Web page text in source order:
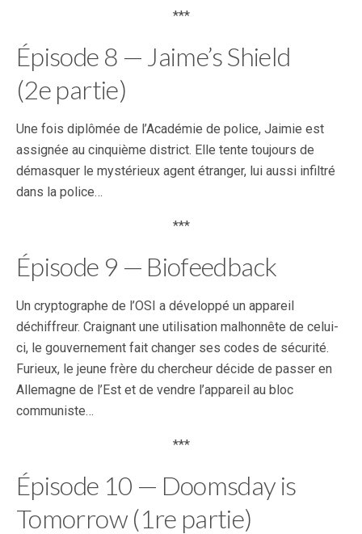
***
Épisode 8 — Jaime’s Shield
(2e partie)
Une fois diplômée de l’Académie de police, Jaimie est
assignée au cinquième district. Elle tente toujours de
démasquer le mystérieux agent étranger, lui aussi infiltré
dans la police…
***
Épisode 9 — Biofeedback
Un cryptographe de l’OSI a développé un appareil
déchiffreur. Craignant une utilisation malhonnête de celui-
ci, le gouvernement fait changer ses codes de sécurité.
Furieux, le jeune frère du chercheur décide de passer en
Allemagne de l’Est et de vendre l’appareil au bloc
communiste…
***
Épisode 10 — Doomsday is
Tomorrow (1re partie)